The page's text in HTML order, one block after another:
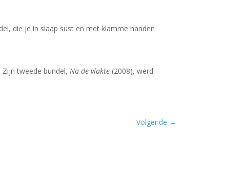
die je in slaap sust en met klamme handen
Zijn tweede bundel,Na de vlakte (2008), werd
Volgende →